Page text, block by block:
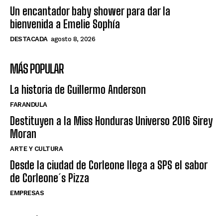
Un encantador baby shower para dar la
bienvenida a Emelie Sophía
DESTACADA agosto 8, 2026
MÁS POPULAR
La historia de Guillermo Anderson
FARANDULA
Destituyen a la Miss Honduras Universo 2016 Sirey
Moran
ARTE Y CULTURA
Desde la ciudad de Corleone llega a SPS el sabor
de Corleone´s Pizza
EMPRESAS